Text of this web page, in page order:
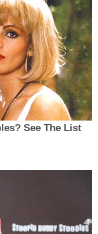
See The List